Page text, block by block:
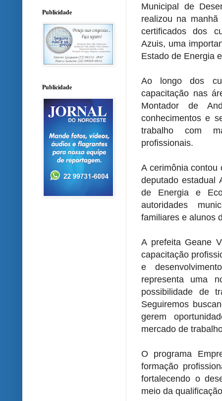
Municipal de
realizou na
certificados dos
Azuis, uma
Estado de Energia
Ao longo dos
capacitação nas
Montador de
conhecimentos e
trabalho com
profissionais.
A cerimônia contou
deputado estadual
de Energia e
autoridades
familiares e alunos
A prefeita Geane
capacitação
e
representa uma
possibilidade de
Seguiremos
gerem
mercado de
O programa
formação
fortalecendo o
meio da
Publicidade
Publicidade